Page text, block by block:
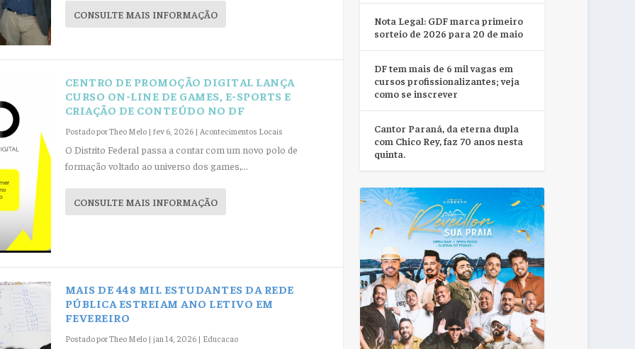
CONSULTE MAIS INFORMAÇÃO
CENTRO DE PROMOÇÃO DIGITAL LANÇA
CURSO ON-LINE DE GAMES, E-SPORTS E
CRIAÇÃO DE CONTEÚDO NO DF
Postado porTheo Melo| fev 6, 2026| Acontecimentos Locais
O Distrito Federal passa a contar com um novo polo de
formação voltado ao universo dos games,...
CONSULTE MAIS INFORMAÇÃO
MAIS DE 448 MIL ESTUDANTES DA REDE
PÚBLICA ESTREIAM ANO LETIVO EM
FEVEREIRO
Postado porTheo Melo| jan 14, 2026| Educacao
Nota Legal: GDF marca primeiro
sorteio de 2026 para 20 de maio
DF tem mais de 6 mil vagas em
cursos profissionalizantes; veja
como se inscrever
Cantor Paraná, da eterna dupla
com Chico Rey, faz 70 anos nesta
quinta.